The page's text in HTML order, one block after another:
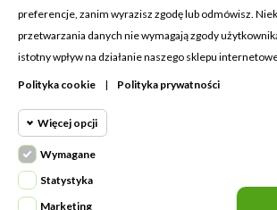
Dominik:
Klaudia: +48 730634730
MOJE KONTO
PRODUKTY
preferencje, zanim wyrazisz zgodę lub odmówisz.
przetwarzania danych nie wymagają zgody
istotny wpływ na działanie naszego sklepu
Polityka cookie | Polityka prywatności
Więcej opcji
Wymagane
Wymagane pliki cookie
Wymagane
Statystyka
Marketing